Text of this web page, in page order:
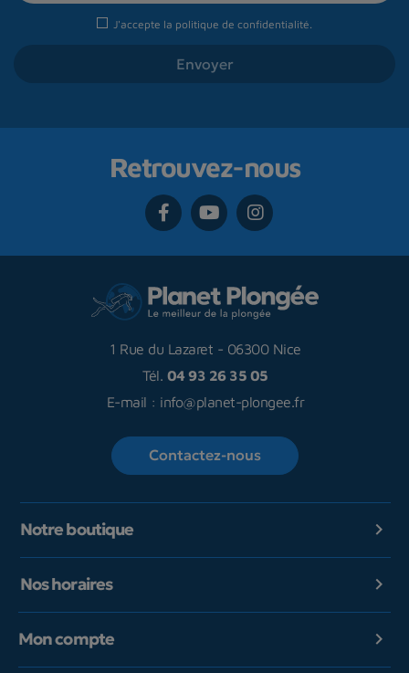
J'accepte la politique de confidentialité
Retrouvez-nous
1 Rue du Lazaret - 06300 Nice
Tél. 04 93 26 35 05
E-mail : info@planet-plongee.fr
Contactez-nous
Notre boutique 
Nos horaires 
Mon compte 